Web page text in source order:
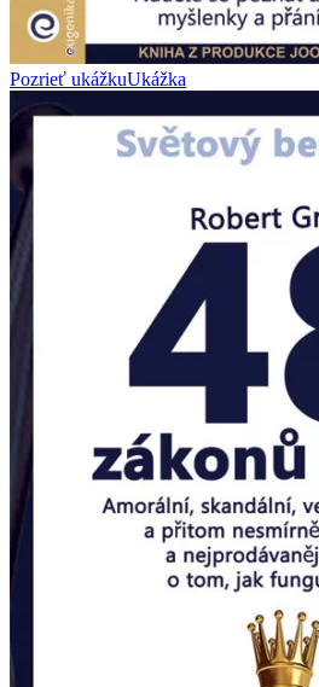
Pozrieť ukážkuUkážka